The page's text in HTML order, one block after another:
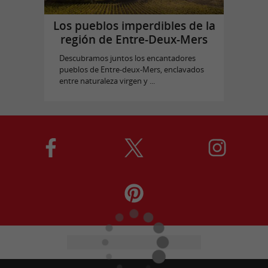
Los pueblos imperdibles de la
región de Entre-Deux-Mers
Descubramos juntos los encantadores
pueblos de Entre-deux-Mers, enclavados
entre naturaleza virgen y ...